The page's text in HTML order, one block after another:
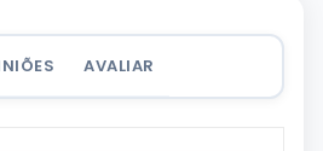
AVALIAR